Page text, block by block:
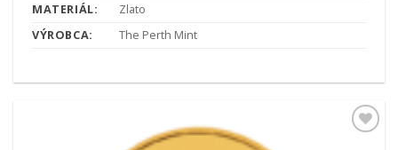
MATERIÁL:
Zlato
VÝROBCA:
The Perth Mint